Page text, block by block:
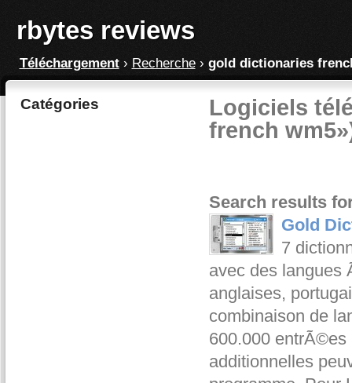
rbytes reviews
Téléchargement› Recherche› gold dictionaries
Catégories
Logiciels
french
Search results
Gold
7
avec des langues
anglaises,
combinaison de
600.000 entrÃ©es
additionnelles